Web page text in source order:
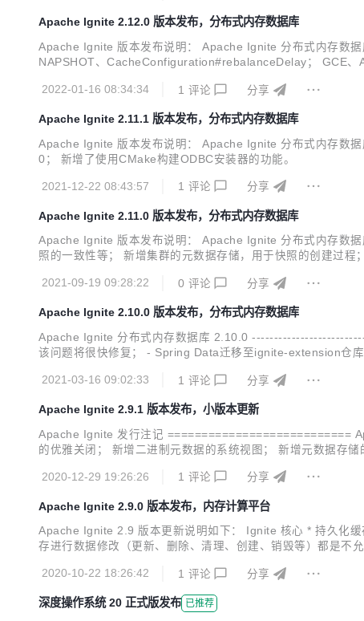
Apache Ignite 2.12.0 版本发布，分布式内存数据库
Apache Ignite 版本发布说明： Apache Ignite 分布式内存数
NAPSHOT、CacheConfiguration#rebalanceDelay； GCE
2022-01-16 08:34:34
1 评论 分享
Apache Ignite 2.11.1 版本发布，分布式内存数据库
Apache Ignite 版本发布说明： Apache Ignite 分布式内存数
0； 新增了使用CMake构建ODBC安装器的功能。
2021-12-22 08:43:57 1 评论 分享
Apache Ignite 2.11.0 版本发布，分布式内存数据库
Apache Ignite 版本发布说明： Apache Ignite 分布式内存数
照的一致性等； 新增集群的元数据存储，用于快照的创建过
2021-09-19 09:28:22
0 评论 分享
Apache Ignite 2.10.0 版本发布，分布式内存数据库
Apache Ignite 分布式内存数据库 2.10.0
该问题将很快修复； - Spring Data迁移至ignite-extension仓
2021-03-16 09:02:33
1 评论 分享
Apache Ignite 2.9.1 版本发布，小版本更新
Apache Ignite 发行注记
的优雅关闭； 新增二进制元数据的系统视图； 新增元数据存
2020-12-29 19:26:26
1 评论 分享
Apache Ignite 2.9.0 版本发布，内存计算平台
Apache Ignite 2.9 版本更新说明如下： Ignite 核心 * 持久化
存进行数据修改（更新、删除、清理、创建、销毁等）都是不
* 新增t...
2020-10-22 18:26:42 1 评论 分享
深度操作系统 20 正式版发布 已推荐